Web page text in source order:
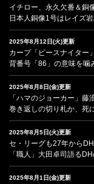
イチロー、永久欠番＆銅
日本人銅像1号はレイズ
2025年8月12日(火)更新
カープ「ピースナイター
背番号「86」の意味を噛
2025年8月8日(金)更新
「ハマのジョーカー」藤
巻き返しの切り札か、死
2025年8月5日(火)更新
セ・リーグも27年から
「職人」大田卓司語る
2025年8月1日(金)更新